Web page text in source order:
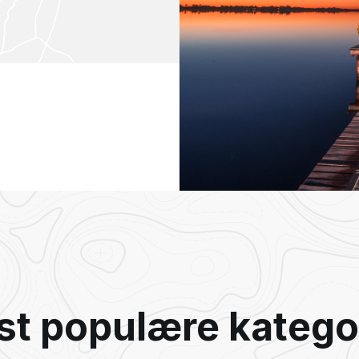
populære